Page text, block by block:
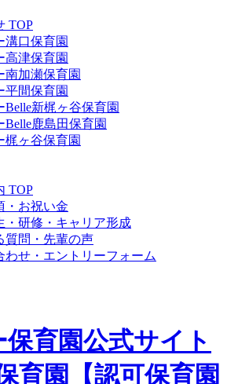
TOP
溝口保育園
高津保育園
南加瀬保育園
平間保育園
Belle新梶ヶ谷保育園
Belle鹿島田保育園
梶ヶ谷保育園
TOP
・お祝い金
・研修・キャリア形成
質問・先輩の声
わせ・エントリーフォーム